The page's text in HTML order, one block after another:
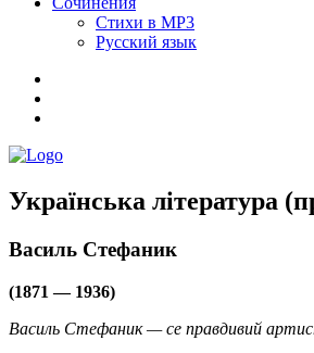
Стихи в MP3
Русский язык
Українська література
Василь Стефаник
(1871 — 1936)
Василь Стефаник — се правдивий